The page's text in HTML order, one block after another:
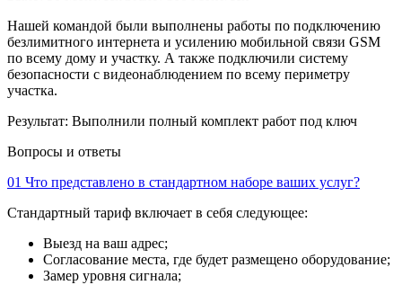
Нашей командой были выполнены работы по подключению
безлимитного интернета и усилению мобильной связи GSM
по всему дому и участку. А также подключили систему
безопасности с видеонаблюдением по всему периметру
участка.
Результат: Выполнили полный комплект работ под ключ
Вопросы и ответы
01 Что представлено в стандартном наборе ваших услуг?
Стандартный тариф включает в себя следующее:
Выезд на ваш адрес;
Согласование места, где будет размещено оборудование;
Замер уровня сигнала;